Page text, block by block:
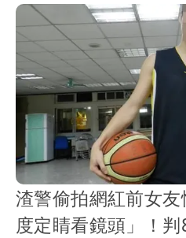
渣警偷拍網紅前女
度定睛看鏡頭」！